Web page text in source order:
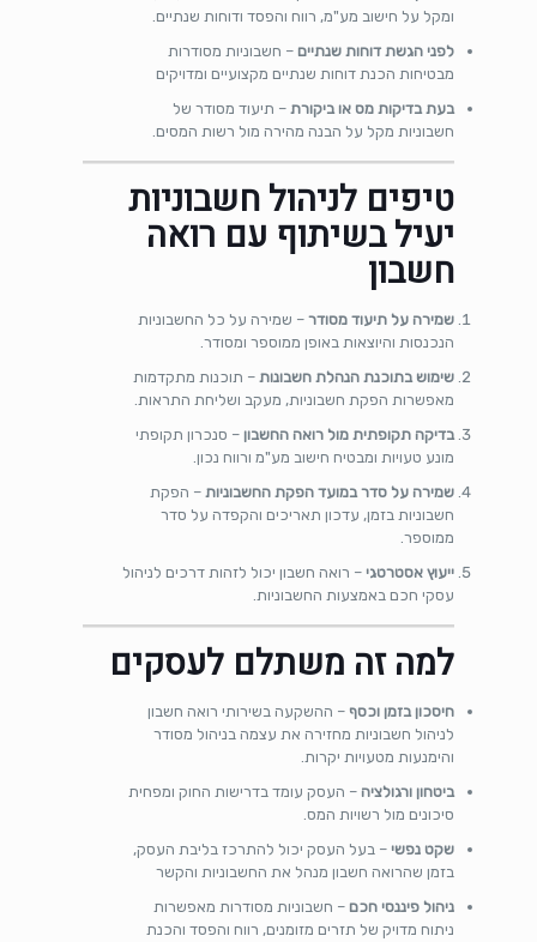
ומקל על חישוב מע"מ, רווח והפסד ודוחות שנתיים.
לפני הגשת דוחות שנתיים – חשבוניות מסודרות
מבטיחות הכנת דוחות שנתיים מקצועיים ומדויקים
בעת בדיקות מס או ביקורת – תיעוד מסודר של
חשבוניות מקל על הבנה מהירה מול רשות המסים.
טיפים לניהול חשבוניות
יעיל בשיתוף עם רואה
חשבון
שמירה על תיעוד מסודר – שמירה על כל החשבוניות
הנכנסות והיוצאות באופן ממוספר ומסודר.
שימוש בתוכנת הנהלת חשבונות – תוכנות מתקדמות
מאפשרות הפקת חשבוניות, מעקב ושליחת התראות.
בדיקה תקופתית מול רואה החשבון – סנכרון תקופתי
מונע טעויות ומבטיח חישוב מע"מ ורווח נכון.
שמירה על סדר במועד הפקת החשבוניות – הפקת
חשבוניות בזמן, עדכון תאריכים והקפדה על סדר
ממוספר.
ייעוץ אסטרטגי – רואה חשבון יכול לזהות דרכים לניהול
עסקי חכם באמצעות החשבוניות.
למה זה משתלם לעסקים
חיסכון בזמן וכסף – ההשקעה בשירותי רואה חשבון
לניהול חשבוניות מחזירה את עצמה בניהול מסודר
והימנעות מטעויות יקרות.
ביטחון ורגולציה – העסק עומד בדרישות החוק ומפחית
סיכונים מול רשויות המס.
שקט נפשי – בעל העסק יכול להתרכז בליבת העסק,
בזמן שהרואה חשבון מנהל את החשבוניות והקשר
ניהול פיננסי חכם – חשבוניות מסודרות מאפשרות
ניתוח מדויק של תזרים מזומנים, רווח והפסד והכנת